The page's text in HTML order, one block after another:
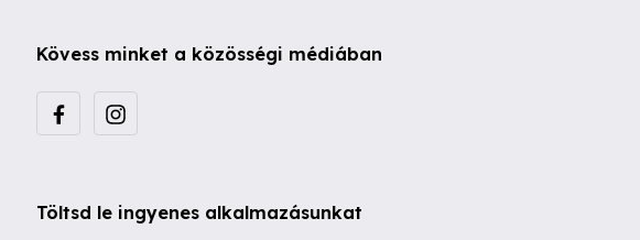
Kövess minket a közösségi médiában
Töltsd le ingyenes alkalmazásunkat